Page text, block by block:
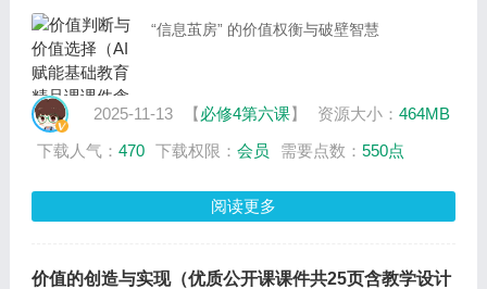
“信息茧房” 的价值权衡与破壁智慧
2025-11-13 【必修4第六课】 资源大小： 464MB
下载人气： 470 下载权限： 会员 需要点数： 550点
阅读更多
价值的创造与实现（优质公开课课件共25页含教学设计